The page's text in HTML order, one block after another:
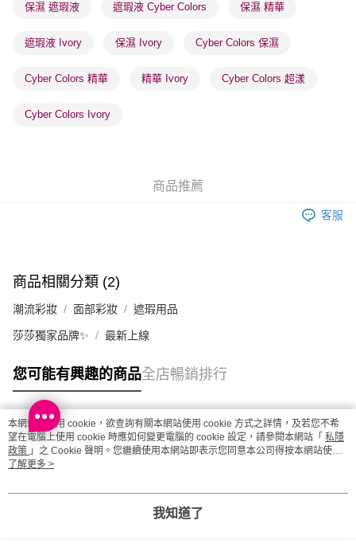
物流公司進行物流配送
取。逾期會取消訂單，並不會安排重寄
取。逾期會取消訂單，並不會安排重寄
保濕 遮瑕液 遮瑕液 Cyber Colors 保濕 精華
遮瑕液 Ivory 保濕 Ivory Cyber Colors 保濕
Cyber Colors 精華 精華 Ivory Cyber Colors 超漾
Cyber Colors Ivory
商品推薦
客服
商品相關分類 (2)
潮流彩妝 面部彩妝 遮瑕用品
莎莎獨家品牌✨ 最新上線
您可能有興趣的商品全店暢銷排行
熱門標籤
熱銷排行
本網站中使用 cookie，欲查詢有關本網站使用 cookie 方式之詳情，及若您不希
望在電腦上使用 cookie 時應如何變更電腦的 cookie 設定，請參閱本網站「 私隱
政策 」之 Cookie 聲明。您繼續使用本網站即表示您同意本公司得按本網站使用
條款之 Cookie 聲明使用 cookie。
了解更多 >
我知道了